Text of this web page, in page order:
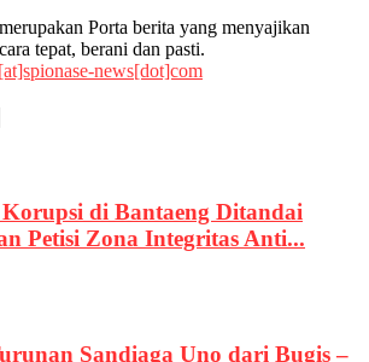
Porta berita yang menyajikan
tepat, berani dan pasti.
news[dot]com
di Bantaeng Ditandai
Petisi Zona Integritas Anti...
Sandiaga Uno dari Bugis –